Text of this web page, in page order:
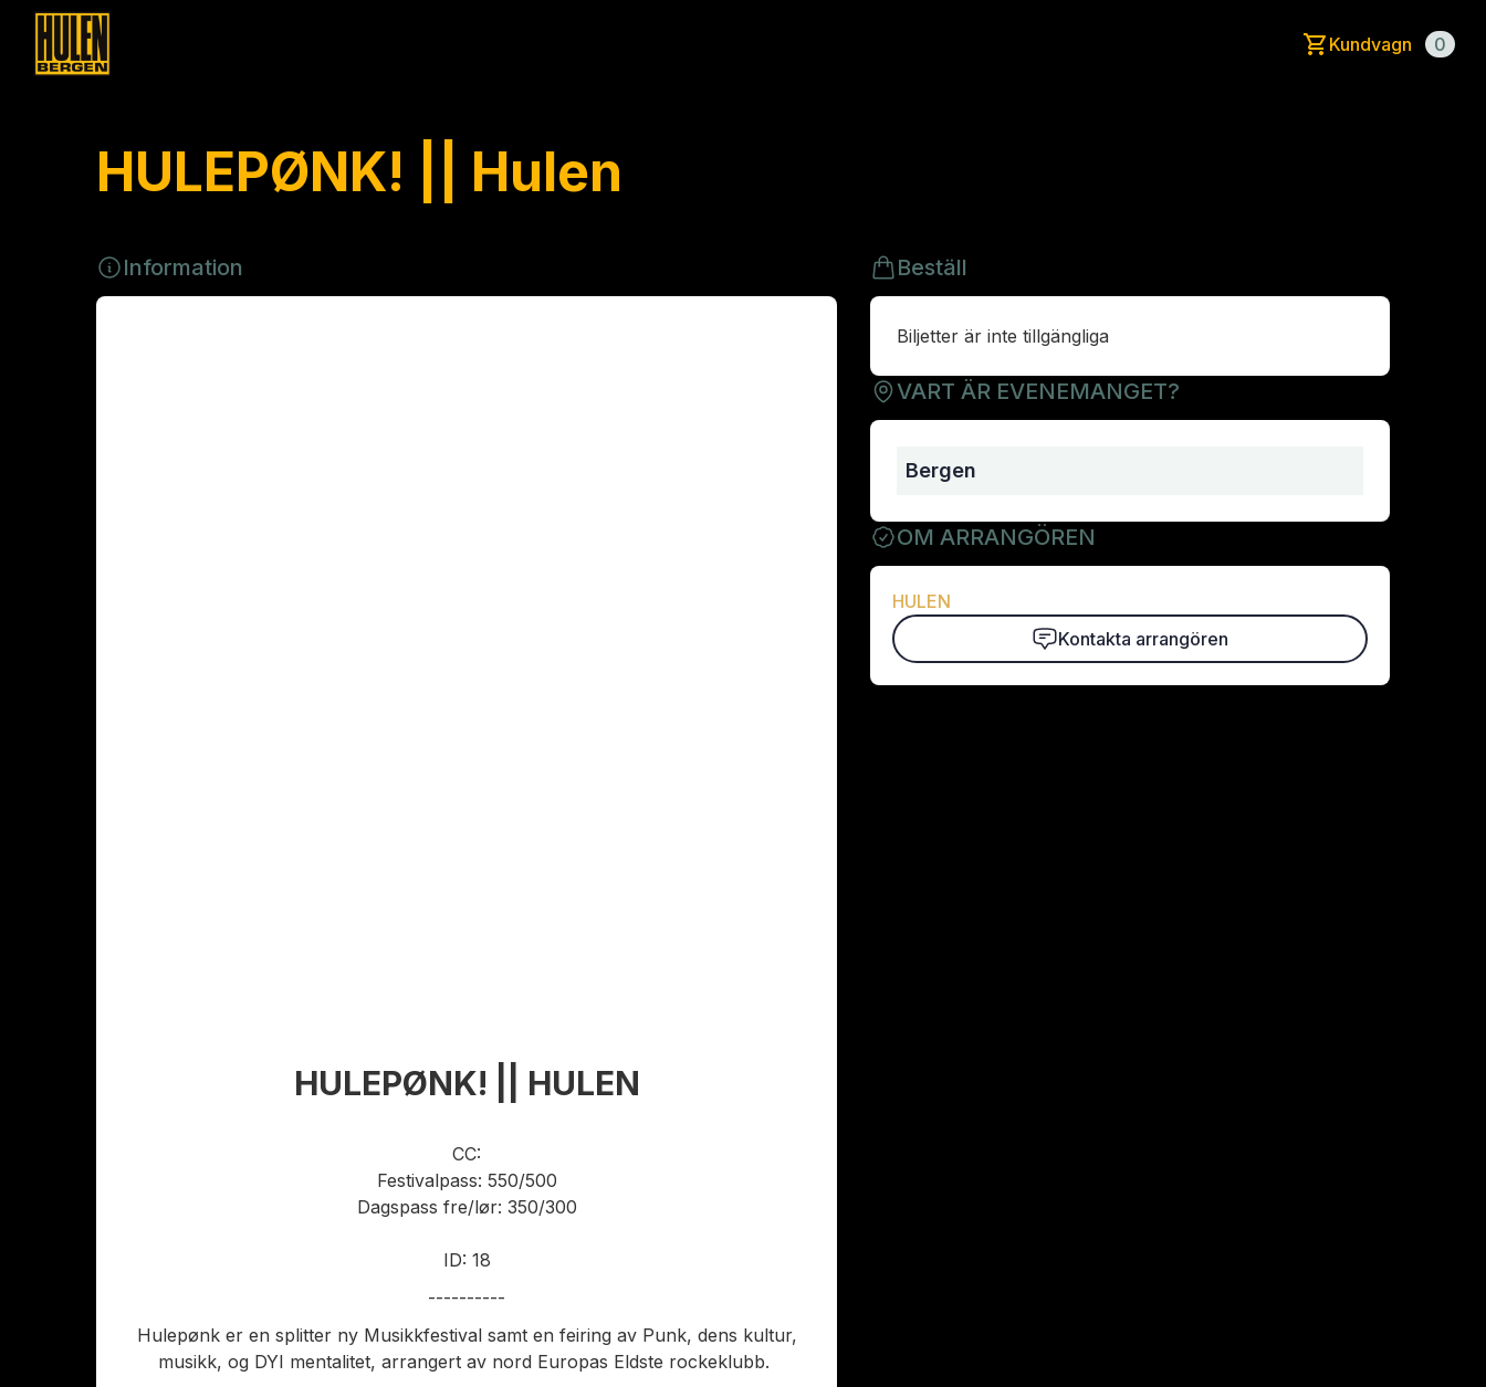
Kundvagn 0
HULEPØNK! || Hulen
Information
HULEPØNK! || HULEN
CC:
Festivalpass: 550/500
Dagspass fre/lør: 350/300
ID: 18
----------
Hulepønk er en splitter ny Musikkfestival samt en feiring av Punk, dens kultur,
musikk, og DYI mentalitet, arrangert av nord Europas Eldste rockeklubb.
Beställ
Biljetter är inte tillgängliga
VART ÄR EVENEMANGET?
Bergen
OM ARRANGÖREN
HULEN
Kontakta arrangören